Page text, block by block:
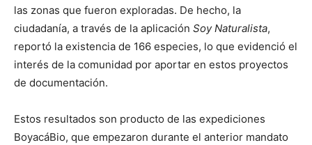
las zonas que fueron exploradas. De hecho, la
ciudadanía, a través de la aplicación Soy Naturalista,
reportó la existencia de 166 especies, lo que evidenció el
interés de la comunidad por aportar en estos proyectos
de documentación.
Estos resultados son producto de las expediciones
BoyacáBio, que empezaron durante el anterior mandato